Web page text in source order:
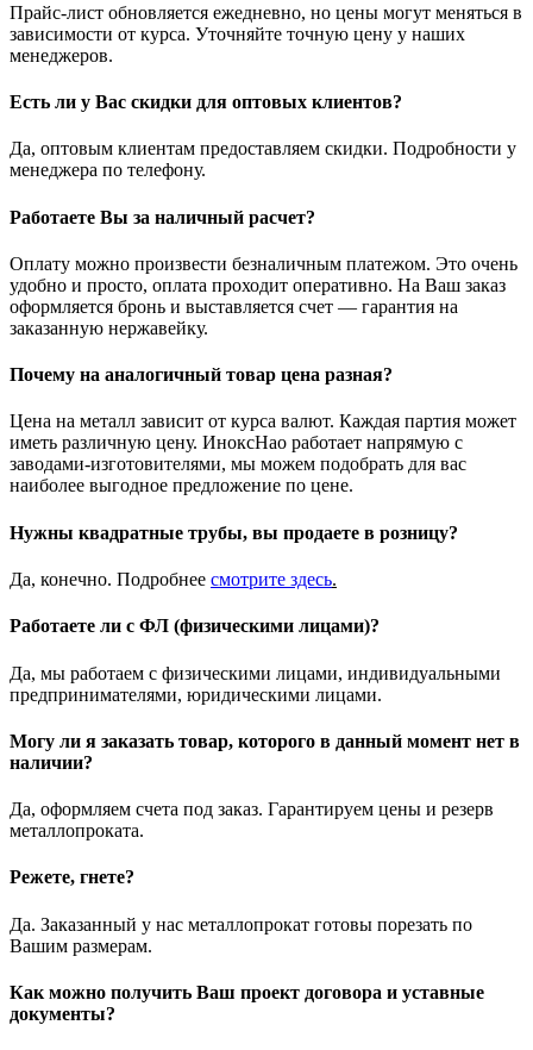
Прайс-лист обновляется ежедневно, но цены могут меняться в
зависимости от курса. Уточняйте точную цену у наших
менеджеров.
Есть ли у Вас скидки для оптовых клиентов?
Да, оптовым клиентам предоставляем скидки. Подробности у
менеджера по телефону.
Работаете Вы за наличный расчет?
Оплату можно произвести безналичным платежом. Это очень
удобно и просто, оплата проходит оперативно. На Ваш заказ
оформляется бронь и выставляется счет — гарантия на
заказанную нержавейку.
Почему на аналогичный товар цена разная?
Цена на металл зависит от курса валют. Каждая партия может
иметь различную цену. ИноксНао работает напрямую с
заводами-изготовителями, мы можем подобрать для вас
наиболее выгодное предложение по цене.
Нужны квадратные трубы, вы продаете в розницу?
Да, конечно. Подробнее смотрите здесь.
Работаете ли с ФЛ (физическими лицами)?
Да, мы работаем с физическими лицами, индивидуальными
предпринимателями, юридическими лицами.
Могу ли я заказать товар, которого в данный момент нет в
наличии?
Да, оформляем счета под заказ. Гарантируем цены и резерв
металлопроката.
Режете, гнете?
Да. Заказанный у нас металлопрокат готовы порезать по
Вашим размерам.
Как можно получить Ваш проект договора и уставные
документы?